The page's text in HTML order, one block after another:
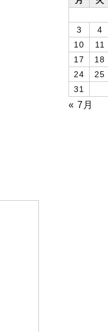
3
4
10
11
17
18
24
25
31
« 7月